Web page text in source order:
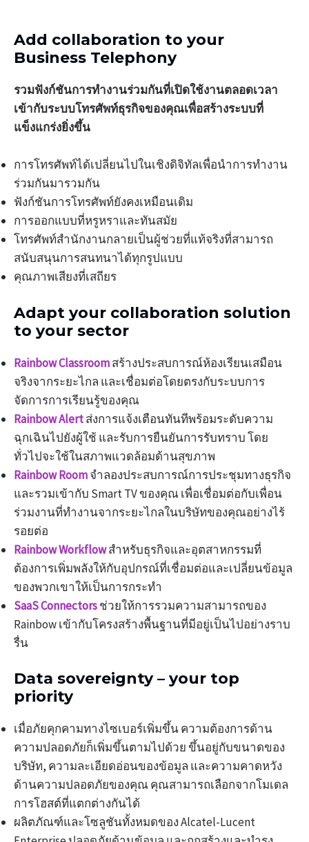
Add collaboration to your
Business Telephony
รวมฟังก์ชันการทำงานร่วมกันที่เปิดใช้งานตลอดเวลา
เข้ากับระบบโทรศัพท์ธุรกิจของคุณเพื่อสร้างระบบที่
แข็งแกร่งยิ่งขึ้น
การโทรศัพท์ได้เปลี่ยนไปในเชิงดิจิทัลเพื่อนำการทำงาน
ร่วมกันมารวมกัน
ฟังก์ชันการโทรศัพท์ยังคงเหมือนเดิม
การออกแบบที่หรูหราและทันสมัย
โทรศัพท์สำนักงานกลายเป็นผู้ช่วยที่แท้จริงที่สามารถ
สนับสนุนการสนทนาได้ทุกรูปแบบ
คุณภาพเสียงที่เสถียร
Adapt your collaboration solution
to your sector
Rainbow Classroomสร้างประสบการณ์ห้องเรียนเสมือน
จริงจากระยะไกล และเชื่อมต่อโดยตรงกับระบบการ
จัดการการเรียนรู้ของคุณ
Rainbow Alertส่งการแจ้งเตือนทันทีพร้อมระดับความ
ฉุกเฉินไปยังผู้ใช้ และรับการยืนยันการรับทราบ โดย
ทั่วไปจะใช้ในสภาพแวดล้อมด้านสุขภาพ
Rainbow Roomจำลองประสบการณ์การประชุมทางธุรกิจ
และรวมเข้ากับ Smart TV ของคุณ เพื่อเชื่อมต่อกับเพื่อน
ร่วมงานที่ทำงานจากระยะไกลในบริษัทของคุณอย่างไร้
รอยต่อ
Rainbow Workflowสำหรับธุรกิจและอุตสาหกรรมที่
ต้องการเพิ่มพลังให้กับอุปกรณ์ที่เชื่อมต่อและเปลี่ยนข้อมูล
ของพวกเขาให้เป็นการกระทำ
SaaS Connectorsช่วยให้การรวมความสามารถของ
Rainbow เข้ากับโครงสร้างพื้นฐานที่มีอยู่เป็นไปอย่างราบ
รื่น
Data sovereignty – your top
priority
เมื่อภัยคุกคามทางไซเบอร์เพิ่มขึ้น ความต้องการด้าน
ความปลอดภัยก็เพิ่มขึ้นตามไปด้วย ขึ้นอยู่กับขนาดของ
บริษัท, ความละเอียดอ่อนของข้อมูล และความคาดหวัง
ด้านความปลอดภัยของคุณ คุณสามารถเลือกจากโมเดล
การโฮสต์ที่แตกต่างกันได้
ผลิตภัณฑ์และโซลูชันทั้งหมดของ Alcatel-Lucent